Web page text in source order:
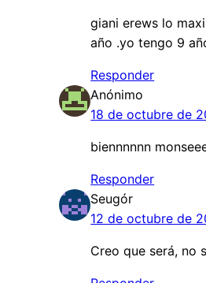
giani erews lo
año .yo tengo 9
Responder
Anónimo
18 de octubre de
biennnnnn
Responder
Seugór
12 de octubre de
Creo que será, no